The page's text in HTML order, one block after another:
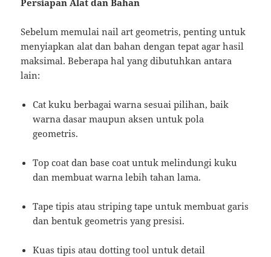
Sebelum memulai nail art geometris, penting untuk
menyiapkan alat dan bahan dengan tepat agar hasil
maksimal. Beberapa hal yang dibutuhkan antara
lain:
Cat kuku berbagai warna sesuai pilihan, baik
warna dasar maupun aksen untuk pola
geometris.
Top coat dan base coat untuk melindungi kuku
dan membuat warna lebih tahan lama.
Tape tipis atau striping tape untuk membuat garis
dan bentuk geometris yang presisi.
Kuas tipis atau dotting tool untuk detail